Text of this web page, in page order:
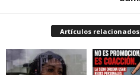
Artículos relacionados